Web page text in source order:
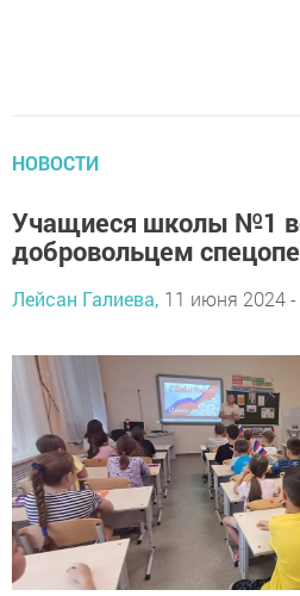
НОВОСТИ
Учащиеся школы №1
добровольцем
Лейсан Галиева, 11 июня 2024 -